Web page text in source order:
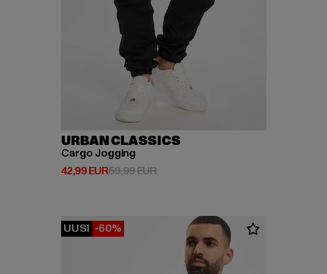
URBAN CLASSICS
Cargo Jogging
42,99 EUR
Ajankohtainen hinta: 42,99 EUR
59,99 EURKampanjahinta: 59,99 EUR
UUSI -60%